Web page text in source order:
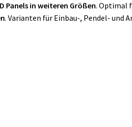
Panels in weiteren Größen. Optimal
. Varianten für Einbau-, Pendel- und